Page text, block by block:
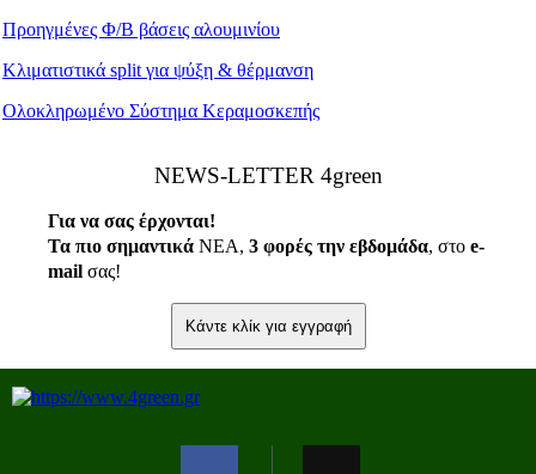
Προηγμένες Φ/Β βάσεις αλουμινίου
Κλιματιστικά split για ψύξη & θέρμανση
Ολοκληρωμένο Σύστημα Κεραμοσκεπής
ΝEWS-LETTER 4green
Για να σας έρχονται!
Τα πιο σημαντικά ΝΕΑ, 3 φορές την εβδομάδα, στο e-
mail σας!
Κάντε κλίκ για εγγραφή